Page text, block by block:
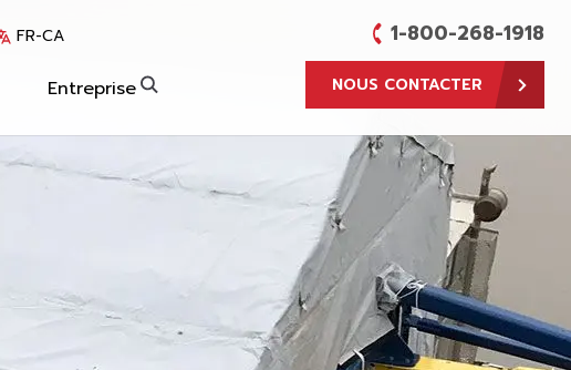
Entreprise
FR-CA 1-800-268-1918
NOUS CONTACTER